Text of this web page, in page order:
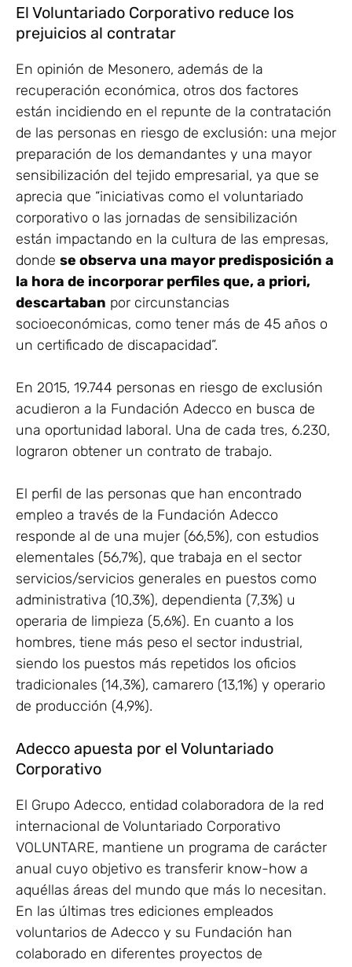
El Voluntariado Corporativo reduce los
prejuicios al contratar
En opinión de Mesonero, además de la
recuperación económica, otros dos factores
están incidiendo en el repunte de la contratación
de las personas en riesgo de exclusión: una mejor
preparación de los demandantes y una mayor
sensibilización del tejido empresarial, ya que se
aprecia que “iniciativas como el voluntariado
corporativo o las jornadas de sensibilización
están impactando en la cultura de las empresas,
donde se observa una mayor predisposición a
la hora de incorporar perfiles que, a priori,
descartaban por circunstancias
socioeconómicas, como tener más de 45 años o
un certificado de discapacidad”.
En 2015, 19.744 personas en riesgo de exclusión
acudieron a la Fundación Adecco en busca de
una oportunidad laboral. Una de cada tres, 6.230,
lograron obtener un contrato de trabajo.
El perfil de las personas que han encontrado
empleo a través de la Fundación Adecco
responde al de una mujer (66,5%), con estudios
elementales (56,7%), que trabaja en el sector
servicios/servicios generales en puestos como
administrativa (10,3%), dependienta (7,3%) u
operaria de limpieza (5,6%). En cuanto a los
hombres, tiene más peso el sector industrial,
siendo los puestos más repetidos los oficios
tradicionales (14,3%), camarero (13,1%) y operario
de producción (4,9%).
Adecco apuesta por el Voluntariado
Corporativo
El Grupo Adecco, entidad colaboradora de la red
internacional de Voluntariado Corporativo
VOLUNTARE, mantiene un programa de carácter
anual cuyo objetivo es transferir know-how a
aquéllas áreas del mundo que más lo necesitan.
En las últimas tres ediciones empleados
voluntarios de Adecco y su Fundación han
colaborado en diferentes proyectos de